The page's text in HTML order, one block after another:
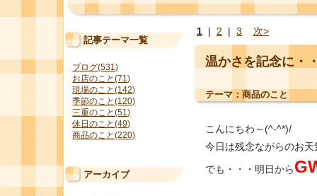
1 | 2 | 3 次>
温かさを記念に・
テーマ： 商品のこと
こんにちわ～(^-^*)/
今日は残念ながらのお天
でも・・・明日から
記事テーマ一覧
ブログ(531)
お店のこと(71)
現場のこと(142)
季節のこと(120)
三重のこと(51)
休日のこと(49)
商品のこと(220)
アーカイブ